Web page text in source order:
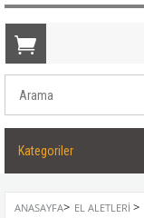
Kategoriler
ANASAYFA> EL ALETLERI >